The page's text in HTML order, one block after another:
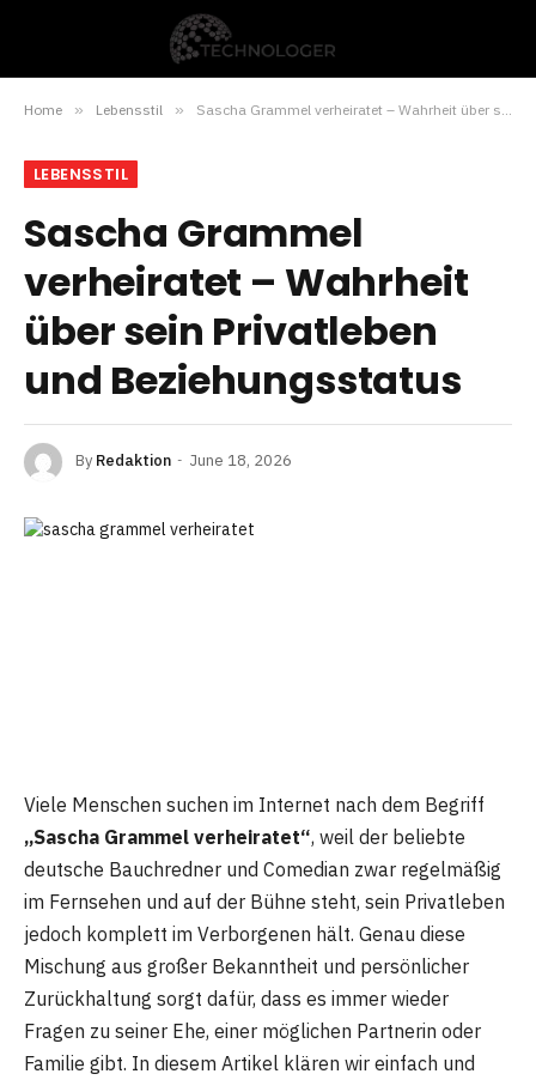
Home » Lebensstil » Sascha Grammel verheiratet – Wahrheit über sein Privatleben und Beziehungsstatus
LEBENSSTIL
Sascha Grammel
verheiratet – Wahrheit
über sein Privatleben
und Beziehungsstatus
By Redaktion June 18, 2026
Viele Menschen suchen im Internet nach dem Begriff
„Sascha Grammel verheiratet“, weil der beliebte
deutsche Bauchredner und Comedian zwar regelmäßig
im Fernsehen und auf der Bühne steht, sein Privatleben
jedoch komplett im Verborgenen hält. Genau diese
Mischung aus großer Bekanntheit und persönlicher
Zurückhaltung sorgt dafür, dass es immer wieder
Fragen zu seiner Ehe, einer möglichen Partnerin oder
Familie gibt. In diesem Artikel klären wir einfach und